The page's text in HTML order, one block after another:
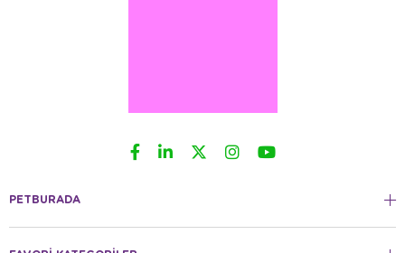
PETBURADA